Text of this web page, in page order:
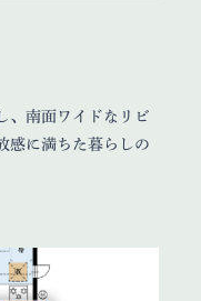
、南面ワイドなリビ
感に満ちた暮らしの